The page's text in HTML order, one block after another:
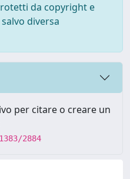
da copyright e
diversa
per citare o creare un
2884